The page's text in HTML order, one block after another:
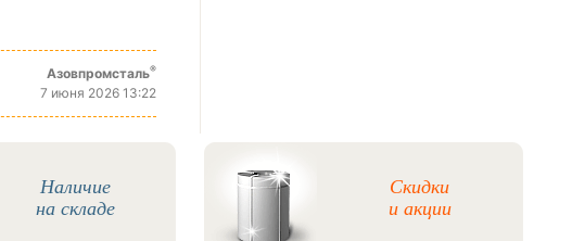
Азовпромсталь®
7 июня 2026 13:22
Наличие
на складе
Скидки
и акции